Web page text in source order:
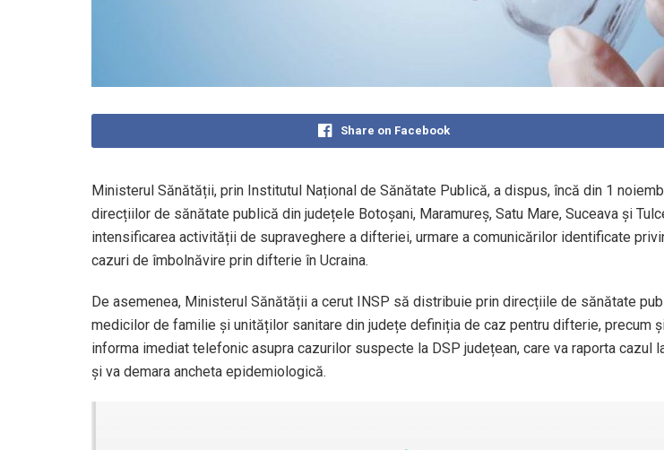
Share on Facebook
Ministerul Sănătății, prin Institutul Național de Sănătate Publică, a dispus, încă din 1
direcțiilor de sănătate publică din județele Botoșani, Maramureș, Satu Mare, Suceava și
intensificarea activității de supraveghere a difteriei, urmare a comunicărilor identificate
cazuri de îmbolnăvire prin difterie în Ucraina.
De asemenea, Ministerul Sănătății a cerut INSP să distribuie prin direcțiile de sănătate
medicilor de familie și unităților sanitare din județe definiția de caz pentru difterie, precum
informa imediat telefonic asupra cazurilor suspecte la DSP județean, care va raporta cazul
și va demara ancheta epidemiologică.